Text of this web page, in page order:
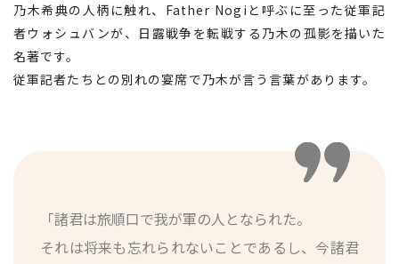
乃木希典の人柄に触れ、Father Nogiと呼ぶに至った従軍記
者ウォシュバンが、日露戦争を転戦する乃木の孤影を描いた
名著です。
従軍記者たちとの別れの宴席で乃木が言う言葉があります。
「諸君は旅順口で我が軍の人となられた。
それは将来も忘れられないことであるし、今諸君